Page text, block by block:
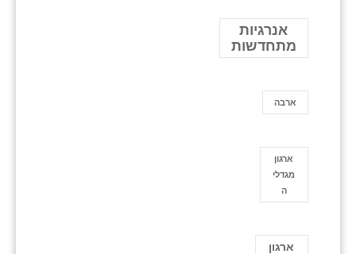
אנרגיות
מתחדשות
ארבה
ארגון
מגדלי
ה
ארגון